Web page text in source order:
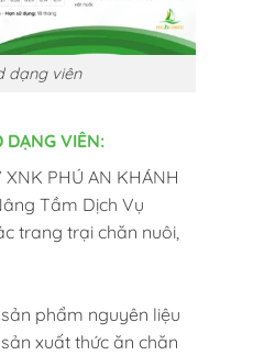
dạng viên
DẠNG VIÊN:
PHÚ AN KHÁNH
Tầm Dịch Vụ
trang trại chăn nuôi,
phẩm nguyên liệu
xuất thức ăn chăn